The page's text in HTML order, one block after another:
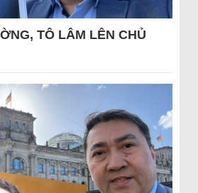
TÔ LÂM LÊN CHỦ